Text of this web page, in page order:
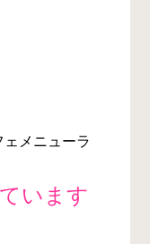
メニューラ
います